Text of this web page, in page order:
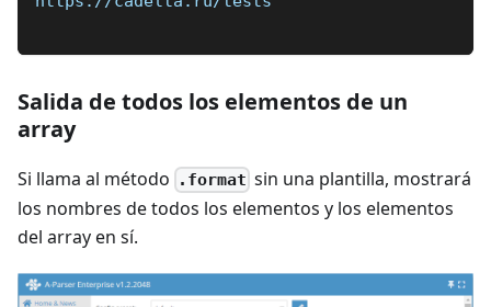
Salida de todos los elementos de un
array
Si llama al método .format sin una plantilla, mostrará
los nombres de todos los elementos y los elementos
del array en sí.